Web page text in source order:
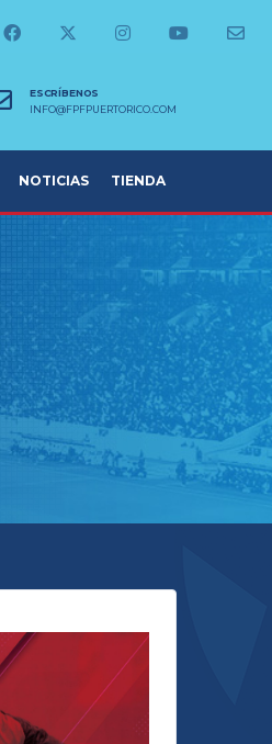
ESCRÍBENOS
INFO@FPFPUERTORICO.COM
NOTICIAS TIENDA